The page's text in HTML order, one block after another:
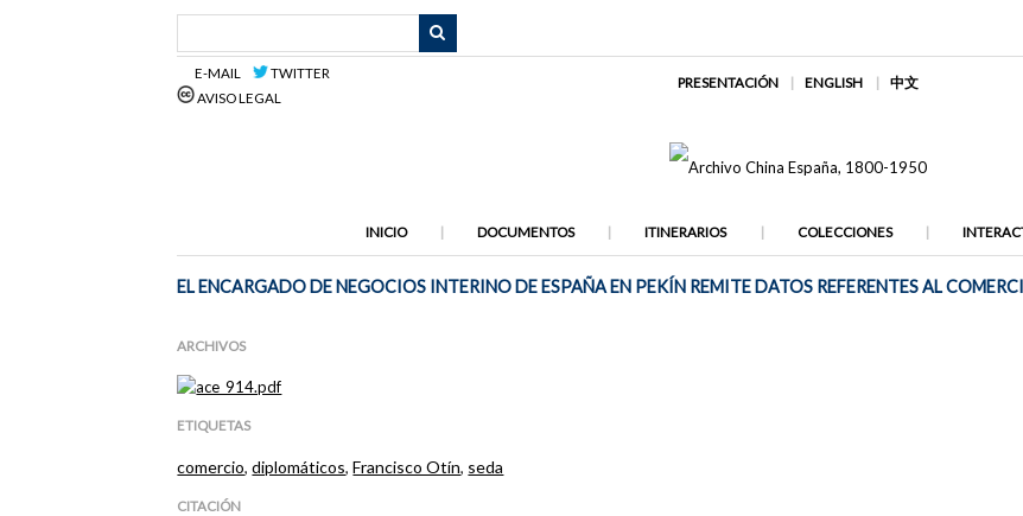
E-MAIL
TWITTER
AVISO LEGAL
PRESENTACIÓN ENGLISH 中文
INICIO DOCUMENTOS ITINERARIOS COLECCIONES
EL ENCARGADO DE NEGOCIOS INTERINO DE ESPAÑA EN PEKÍN REMITE DATOS REFERENTES AL
ARCHIVOS
ETIQUETAS
comercio,diplomáticos,Francisco Otín, seda
CITACIÓN